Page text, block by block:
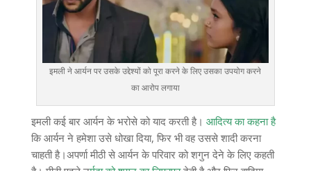
इमली ने आर्यन पर उसके उद्देश्यों को पूरा करने के लिए उसका उपयोग करने
का आरोप लगाया
इमली कई बार आर्यन के भरोसे को याद करती है। आदित्य का कहना है
कि आर्यन ने हमेशा उसे धोखा दिया, फिर भी वह उससे शादी करना
चाहती है।अपर्णा मीठी से आर्यन के परिवार को शगुन देने के लिए कहती